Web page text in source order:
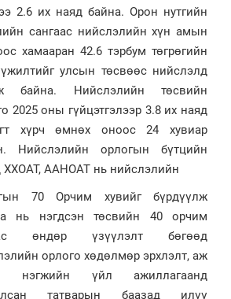
2.6 их наяд байна. Орон нутгийн
сангаас нийслэлийн хүн амын
хамааран 42.6 тэрбум төгрөгийн
улсын төсвөөс нийслэлд
байна. Нийслэлийн төсвийн
2025 оны гүйцэтгэлээр 3.8 их наяд
хүрч өмнөх оноос 24 хувиар
Нийслэлийн орлогын бүтцийн
ХХОАТ, ААНОАТ нь нийслэлийн
70 Орчим хувийг бүрдүүлж
нь нэгдсэн төсвийн 40 орчим
өндөр үзүүлэлт бөгөөд
орлого хөдөлмөр эрхлэлт, аж
нэгжийн үйл ажиллагаанд
татварын баазад илүү